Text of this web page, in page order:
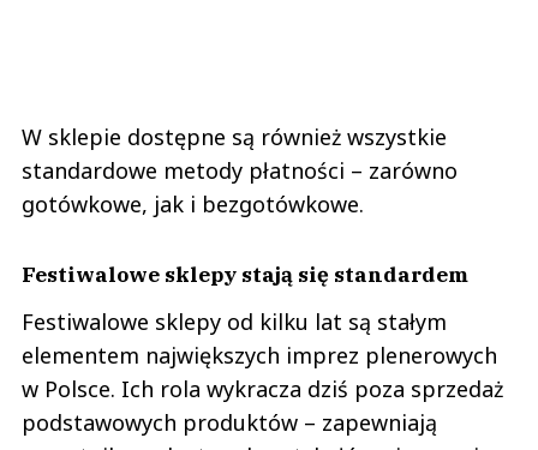
W sklepie dostępne są również wszystkie
standardowe metody płatności – zarówno
gotówkowe, jak i bezgotówkowe.
Festiwalowe sklepy stają się standardem
Festiwalowe sklepy od kilku lat są stałym
elementem największych imprez plenerowych
w Polsce. Ich rola wykracza dziś poza sprzedaż
podstawowych produktów – zapewniają